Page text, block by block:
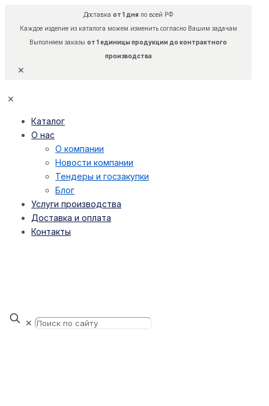
Доставка от 1 дняпо всей РФ
Каждое изделие из каталога можем изменить согласно Вашим задачам
Выполняем заказы от 1 единицы продукции до контрактного
производства
✕
✕
Каталог
О нас
О компании
Новости компании
Тендеры и госзакупки
Блог
Услуги производства
Доставка и оплата
Контакты
✕